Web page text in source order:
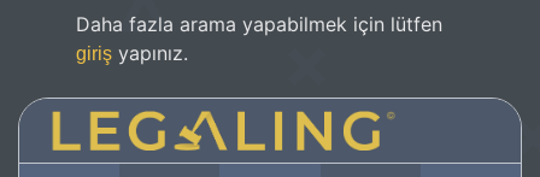
Daha fazla arama yapabilmek için lütfen
giriş yapınız.